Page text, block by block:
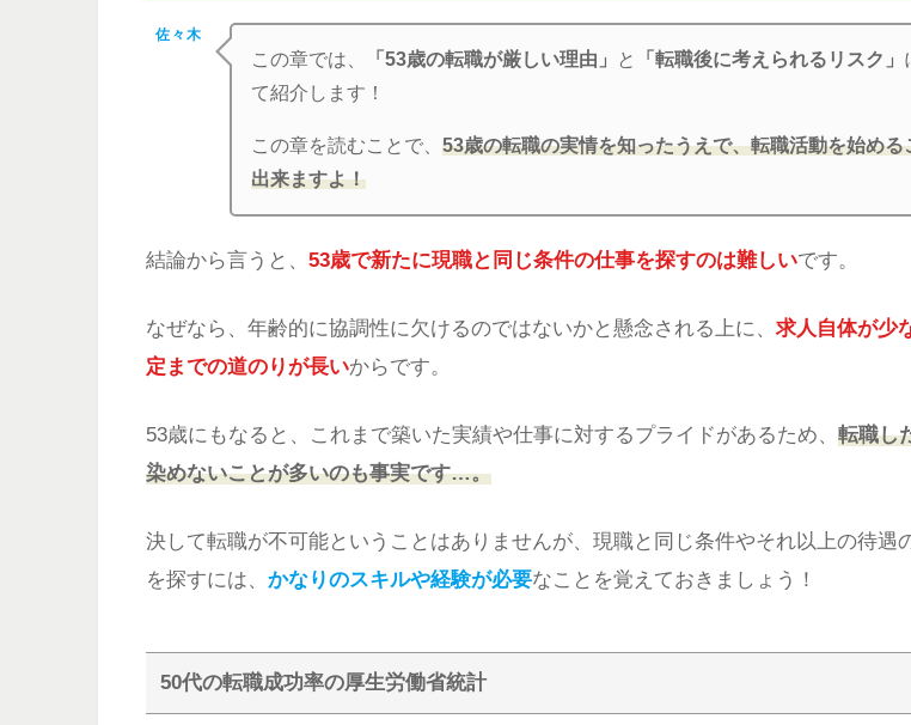
佐々木
この章では、 「53歳の転職が厳しい理由」 と 「転職後に考えられるリスク」
て紹介します！
この章を読むことで、 53歳の転職の実情を知ったうえで、転職活動を始める
出来ますよ！
結論から言うと、 53歳で新たに現職と同じ条件の仕事を探すのは難しいです。
なぜなら、年齢的に協調性に欠けるのではないかと懸念される上に、 求人自体が少
定までの道のりが長いからです。
53歳にもなると、これまで築いた実績や仕事に対するプライドがあるため、 転職し
染めないことが多いのも事実です…。
決して転職が不可能ということはありませんが、現職と同じ条件やそれ以上の待遇
を探すには、 かなりのスキルや経験が必要なことを覚えておきましょう！
50代の転職成功率の厚生労働省統計